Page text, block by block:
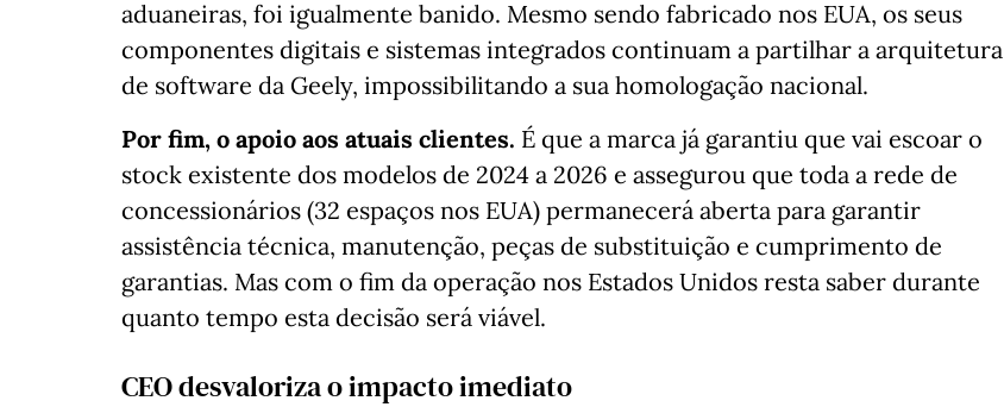
aduaneiras, foi igualmente banido. Mesmo sendo fabricado nos EUA, os seus
componentes digitais e sistemas integrados continuam a partilhar a arquitetura
de software da Geely, impossibilitando a sua homologação nacional.
Por fim, o apoio aos atuais clientes. É que a marca já garantiu que vai escoar o
stock existente dos modelos de 2024 a 2026 e assegurou que toda a rede de
concessionários (32 espaços nos EUA) permanecerá aberta para garantir
assistência técnica, manutenção, peças de substituição e cumprimento de
garantias. Mas com o fim da operação nos Estados Unidos resta saber durante
quanto tempo esta decisão será viável.
CEO desvaloriza o impacto imediato